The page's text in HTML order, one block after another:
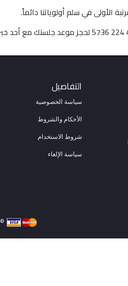
الأولى في سلم أولوياتنا دائماً.
التفاصيل
سياسة الخصوصية
الأحكام والشروط
شروط الاستخدام
سياسة الإلغاء
All rights reserved.